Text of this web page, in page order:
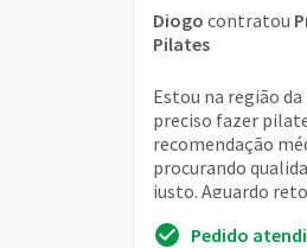
Diogo contratou
Pilates
Estou na região da
preciso fazer
recomendação
procurando
justo. Aguardo
Pedido